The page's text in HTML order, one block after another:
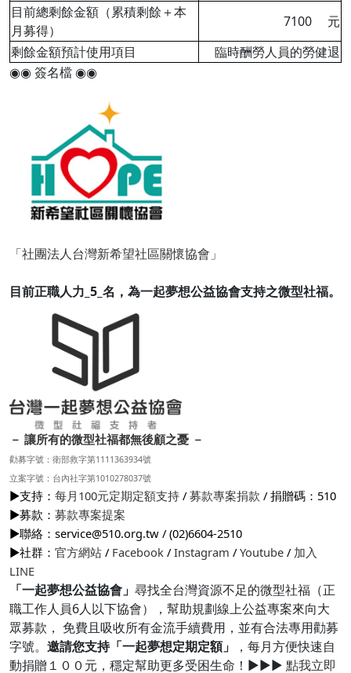
目前總剩餘金額（累積剩餘＋本
月募得）
7100 元
剩餘金額預計使用項目
臨時酬勞人員的勞健退
◉◉ 簽名檔 ◉◉
「社團法人台灣新希望社區關懷協會」
目前正職人力_5_名，為一起夢想公益協會支持之微型社福。
－ 讓所有的微型社福都無後顧之憂 －
勸募字號：衛部救字第1111363934號
立案字號：台內社字第1010278037號
▶支持： 每月100元定期定額支持 /募款專案捐款 / 捐贈碼：510
▶募款： 募款專案提案
▶聯絡：service@510.org.tw / (02)6604-2510
▶社群： 官方網站 / Facebook /Instagram /Youtube / 加入
LINE
「一起夢想公益協會」 尋找全台灣資源不足的微型社福（正
職工作人員6人以下協會），幫助規劃線上公益專案來向大
眾募款， 免費且吸收所有金流手續費用，並有合法專用勸募
字號。 邀請您支持「一起夢想定期定額」
，每月方便快速自
動捐贈１００元，穩定幫助更多受困生命！▶▶▶ 點我立即